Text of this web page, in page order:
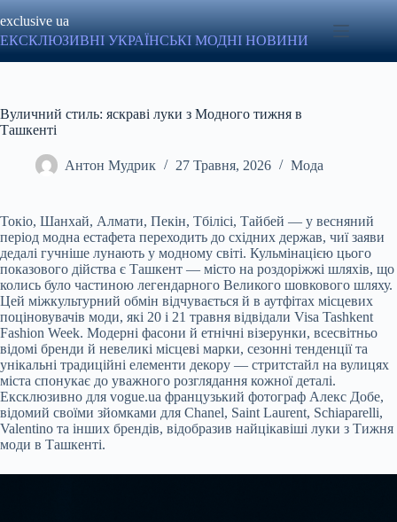
до
вмісту
exclusive ua
ЕКСКЛЮЗИВНІ УКРАЇНСЬКІ МОДНІ НОВИНИ
Вуличний стиль: яскраві луки з Модного тижня в
Ташкенті
Антон Мудрик 27 Травня, 2026 Мода
Токіо, Шанхай, Алмати, Пекін, Тбілісі, Тайбей — у весняний
період модна естафета переходить до східних держав, чиї заяви
дедалі гучніше лунають у модному світі. Кульмінацією цього
показового дійства є Ташкент — місто на роздоріжжі шляхів, що
колись було частиною легендарного Великого шовкового шляху.
Цей міжкультурний обмін відчувається й в аутфітах місцевих
поціновувачів моди, які 20 і 21 травня відвідали Visa Tashkent
Fashion Week. Модерні фасони й етнічні візерунки, всесвітньо
відомі бренди й невеликі місцеві марки, сезонні тенденції та
унікальні традиційні елементи декору — стритстайл на вулицях
міста спонукає до уважного розглядання кожної деталі.
Ексклюзивно для vogue.ua французький фотограф Алекс Добе,
відомий своїми зйомками для Chanel, Saint Laurent, Schiaparelli,
Valentino та інших брендів, відобразив найцікавіші луки з Тижня
моди в Ташкенті.